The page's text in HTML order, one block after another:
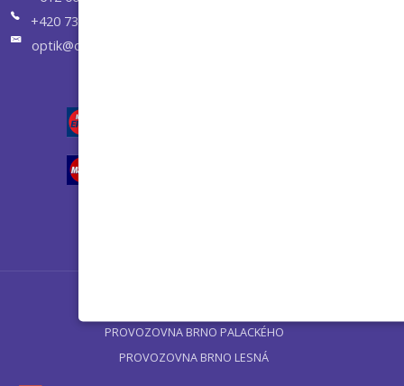
+420 731 658 955
optik@optikvisuel.cz
PROVOZOVNA BRNO PALACKÉHO
PROVOZOVNA BRNO LESNÁ